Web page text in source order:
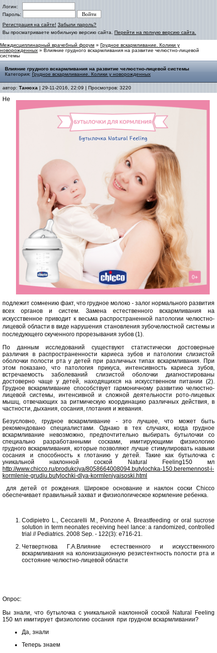
Логин:
Пароль:
Регистрация на сайте! Забыли пароль?
Вы просматриваете мобильную версию сайта. Перейти на полную версию сайта.
Междисциплинарный врачебный форум » Грудное вскармливание. Колики у
новорожденных » Влияние грудного вскармливания на развитие челюстно-лицевой
системы
Влияние грудного вскармливания на развитие челюстно-лицевой системы
Категория: Грудное вскармливание. Колики у новорожденных
автор: Танюха | 29-11-2016, 22:09 | Просмотров: 3220
He
подлежит сомнению факт, что грудное молоко - залог нормального развития
всех органов и систем. Замена естественного вскармливания на
искусственное приводит к весьма распространенной патологии челюстно-
лицевой области в виде нарушения становления зубочелюстной системы и
последующего скученного прорезывания зубов (1).
По данным исследований существуют статистически достоверные
различия в распространенности кариеса зубов и патологии слизистой
оболочки полости рта у детей при различных типах вскармливания. При
этом показано, что патология прикуса, интенсивность кариеса зубов,
встречаемость заболеваний слизистой оболочки диагностированы
достоверно чаще у детей, находящихся на искусственном питании (2).
Грудное вскармливание способствует гармоничному развитию челюстно-
лицевой системы, интенсивной и сложной деятельности рото-лицевых
мышц, отвечающих за ритмическую координацию различных действия, в
частности, дыхания, сосания, глотания и жевания.
Безусловно, грудное вскармливание - это лучшее, что может быть
рекомендовано специалистами. Однако в тех случаях, когда грудное
вскармливание невозможно, предпочтительно выбирать бутылочки со
специально разработанными сосками, имитирующими физиологию
грудного вскармливания, которые позволяют лучше стимулировать навыки
сосания и способность к глотанию у детей. Такие как бутылочка с
уникальной наклонной соской Natural Feeling150 мл
http://www.chicco.ru/produkciya/8058664008094.butylochka-150.beremennost-i-
kormlenie-grudiu.butylochki-dlya-kormleniyaisoski.html
для детей от рождения. Широкое основание и наклон соски Chicco
обеспечивает правильный захват и физиологическое кормление ребенка.
Codipietro L., Ceccarelli M., Ponzone A. Breastfeeding or oral sucrose
solution in term neonates receiving heel lance: a randomized, controlled
trial // Pediatrics. 2008 Sep. - 122(3): e716-21.
Четвертнова Г.А.Влияние естественного и искусственного
вскармливания на колонизационную резистентность полости рта и
состояние челюстно-лицевой области
Опрос:
Вы знали, что бутылочка с уникальной наклонной соской Natural Feeling
150 мл имитирует физиологию сосания при грудном вскармливании?
Да, знали
Теперь знаем